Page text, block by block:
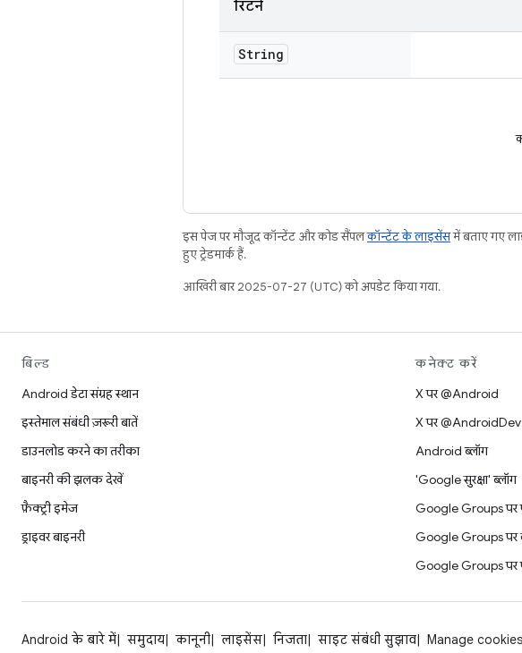
रिटर्न
String
इस पेज पर मौजूद कॉन्टेंट और कोड सैंपलकॉन्टेंट के लाइसेंसमें बताए गए
हुए ट्रेडमार्क हैं.
आखिरी बार 2025-07-27 (UTC) को अपडेट किया गया.
बिल्ड
Android डेटा संग्रह स्थान
इस्तेमाल संबंधी ज़रूरी बातें
डाउनलोड करने का तरीका
बाइनरी की झलक देखें
फ़ैक्ट्री इमेज
ड्राइवर बाइनरी
कनेक्ट करें
X पर @Android
X पर @AndroidDev
Android ब्लॉग
'Google सुरक्षा' ब्लॉग
Google Groups पर
Google Groups पर
Google Groups पर
Android के बारे में समुदाय कानूनी लाइसेंस निजता साइट संबंधी सुझाव Manage cookies